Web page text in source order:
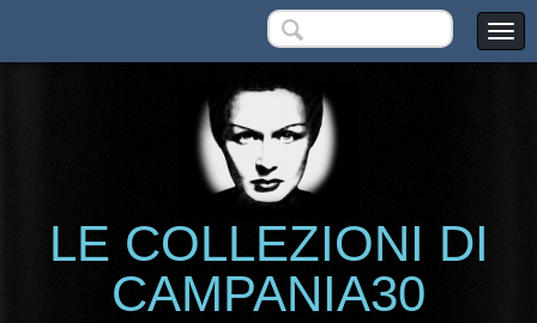
LE COLLEZIONI DI
CAMPANIA30